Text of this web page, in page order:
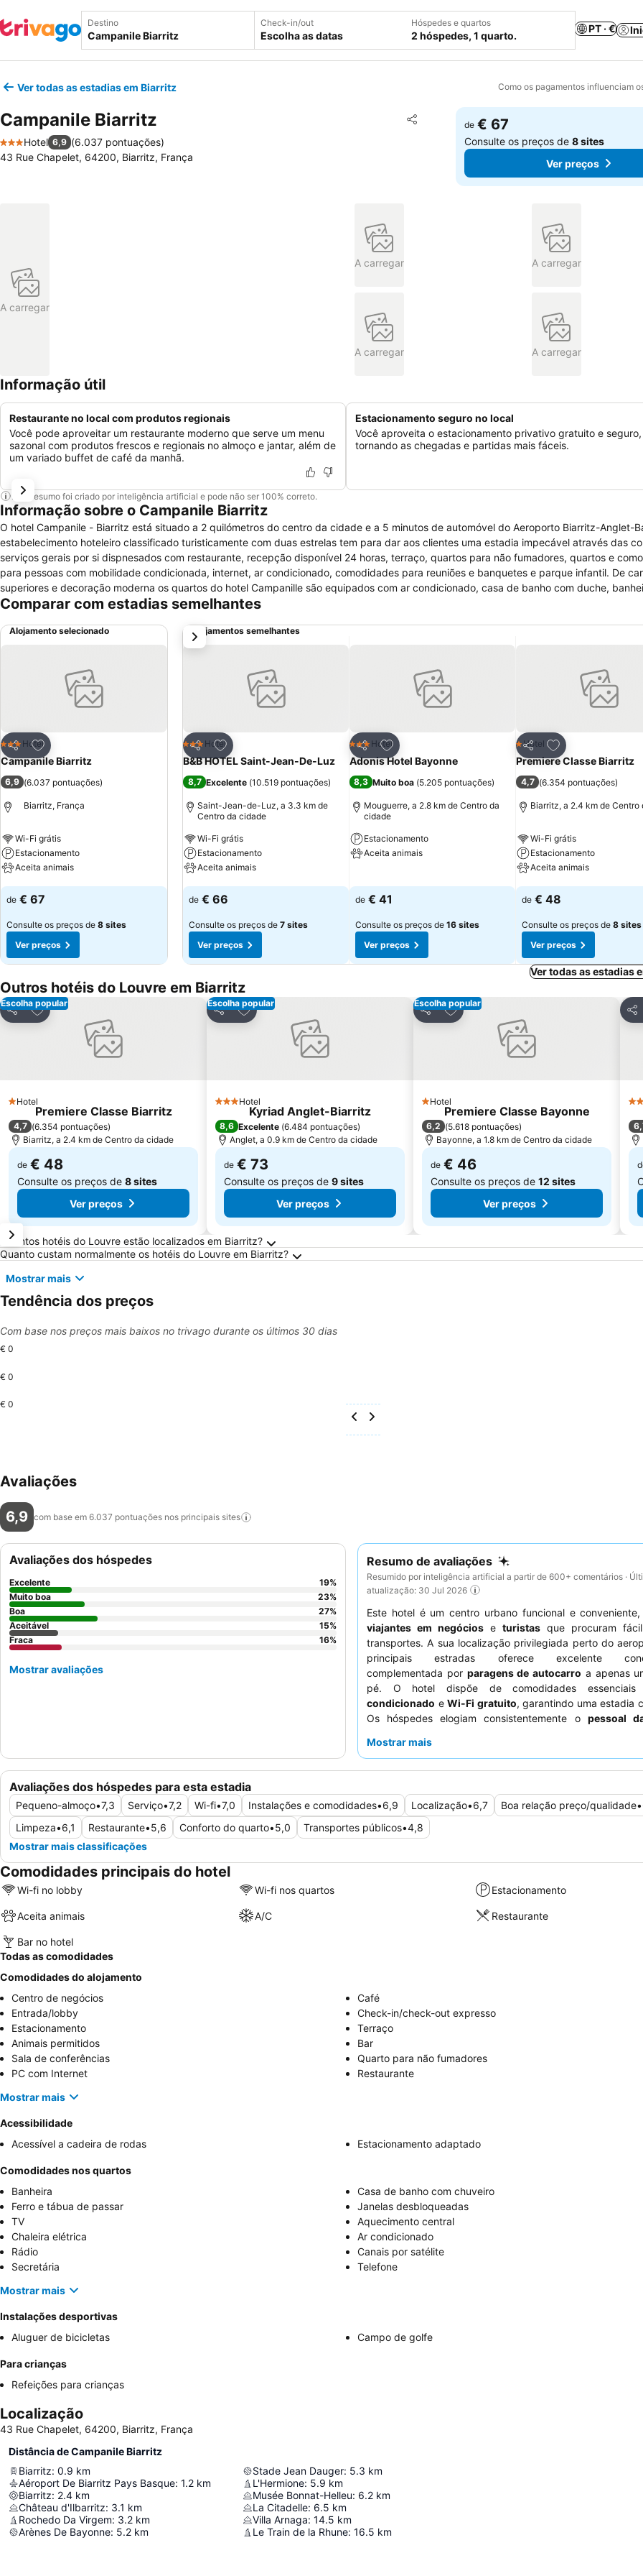
Destino Check-in/out
Escolha as datas
Hóspedes e quartos
2 hóspedes, 1 quarto.
PT · €
Ver todas as estadias em Biarritz Como os pagamentos influenciam
Campanile Biarritz Partilhar
Adicionar aos favoritos
3 Estrelas
Hotel 6,9 (6.037 pontuações)
43 Rue Chapelet, 64200, Biarritz, França
de € 67
Consulte os preços de8 sites
Ver preços
A carregar
A carregar A carregar
A carregar A carregar
Informação útil
Restaurante no local com produtos regionais
Você pode aproveitar um restaurante moderno que serve um menu
sazonal com produtos frescos e regionais no almoço e jantar, além de
um variado buffet de café da manhã.
Estacionamento seguro no local
Você aproveita o estacionamento privativo gratuito e seguro,
tornando as chegadas e partidas mais fáceis.
Este resumo foi criado por inteligência artificial e pode não ser 100% correto.
Informação sobre o Campanile Biarritz
O hotel Campanile - Biarritz está situado a 2 quilómetros do centro da cidade e a 5 minutos de automóvel do Aeroporto Biarritz-Anglet-
estabelecimento hoteleiro classificado turisticamente com duas estrelas tem para dar aos clientes uma estadia impecável através das
serviços gerais por si dispnesados com restaurante, recepção disponível 24 horas, terraço, quartos para não fumadores, quartos e
para pessoas com mobilidade condicionada, internet, ar condicionado, comodidades para reuniões e banquetes e parque infantil. De
superiores e decoração moderna os quartos do hotel Campanille são equipados com ar condicionado, casa de banho com duche,
televisão por satélite e de ecrã plano.
Comparar com estadias semelhantes
Alojamento selecionado
Partilhar
Adicionar aos favoritos
3 Estrelas
Hotel
Campanile Biarritz
6,9 (6.037 pontuações)
Biarritz, França
Wi-Fi grátis
Estacionamento
Aceita animais
Ver preços
de € 67
Consulte os preços de 8 sites
Ver preços
Alojamentos semelhantes
Partilhar
Adicionar aos favoritos
3 Estrelas
Hotel
B&B HOTEL Saint-Jean-De-Luz
8,7 Excelente (10.519 pontuações)
Saint-Jean-de-Luz, a 3.3 km de
Centro da cidade
Wi-Fi grátis
Estacionamento
Aceita animais
Ver preços
de € 66
Consulte os preços de 7 sites
Ver preços
Partilhar
Adicionar aos favoritos
3 Estrelas
Hotel
Adonis Hotel Bayonne
8,3 Muito boa (5.205 pontuações)
Mouguerre, a 2.8 km de Centro da
cidade
Estacionamento
Aceita animais
de € 41
Consulte os preços de 16 sites
Ver preços
Partilhar
Adicionar aos
1 Estrelas
Hotel
Premiere Classe Biarritz
4,7 (6.354 pontuações)
Biarritz, a 2.4 km de Centro
Wi-Fi grátis
Estacionamento
Aceita animais
Ver preços
de € 48
Consulte os preços de 8 sites
Ver preços
próximo
Ver todas as estadias
Outros hotéis do Louvre em Biarritz
Escolha popular
Partilhar
Adicionar aos favoritos
1 Estrelas
Hotel
Premiere Classe Biarritz
4,7 (6.354 pontuações)
Biarritz, a 2.4 km de Centro da cidade
de € 48
Consulte os preços de 8 sites
Ver preços
Escolha popular
Partilhar
Adicionar aos favoritos
3 Estrelas
Hotel
Kyriad Anglet-Biarritz
8,6 Excelente (6.484 pontuações)
Anglet, a 0.9 km de Centro da cidade
de € 73
Consulte os preços de 9 sites
Ver preços
Escolha popular
Partilhar
Adicionar aos favoritos
1 Estrelas
Hotel
Premiere Classe Bayonne
6,2 (5.618 pontuações)
Bayonne, a 1.8 km de Centro da cidade
de € 46
Consulte os preços de 12 sites
Ver preços
3
Perguntas Frequentes sobre Biarritz
Quantos hotéis do Louvre estão localizados em Biarritz?
Quanto custam normalmente os hotéis do Louvre em Biarritz?
Mostrar mais
Tendência dos preços
Com base nos preços mais baixos no trivago durante os últimos 30 dias
€ 0
€ 0
€ 0
Avaliações
6,9 com base em 6.037 pontuações nos principais sites
Resumo de avaliações
Resumido por inteligência artificial a partir de 600+ comentários ·
atualização: 30 Jul 2026
Este hotel é um centro urbano funcional e
viajantes em negócios e turistas que procuram
transportes. A sua localização privilegiada perto do
principais estradas oferece excelente
complementada por paragens de autocarro a apenas
pé. O hotel dispõe de comodidades
condicionado eWi-Fi gratuito, garantindo uma estadia
Os hóspedes elogiam consistentemente o pessoal
frequentemente inclui produtos regionais. Para quem
Mostrar mais
Avaliações dos hóspedes para esta estadia
Pequeno-almoço•7,3 Serviço•7,2 Wi-fi•7,0 Instalações e comodidades•6,9 Localização•6,7 Boa relação preço/qualidade•
Limpeza•6,1 Restaurante•5,6 Conforto do quarto•5,0 Transportes públicos•4,8
Mostrar mais classificações
Avaliações dos hóspedes
Excelente 19%
Muito boa
23%
Boa
27%
Aceitável
15%
Fraca
16%
Mostrar avaliações
Comodidades principais do hotel
Wi-fi no lobby Wi-fi nos quartos Estacionamento
Aceita animais A/C Restaurante
Bar no hotel
Todas as comodidades
Comodidades do alojamento
Centro de negócios
Café
Entrada/lobby
Check-in/check-out expresso
Estacionamento
Terraço
Animais permitidos
Bar
Sala de conferências
Quarto para não fumadores
PC com Internet
Restaurante
Mostrar mais
Acessibilidade
Acessível a cadeira de rodas
Estacionamento adaptado
Comodidades nos quartos
Banheira
Casa de banho com chuveiro
Ferro e tábua de passar
Janelas desbloqueadas
TV
Aquecimento central
Chaleira elétrica
Ar condicionado
Rádio
Canais por satélite
Secretária
Telefone
Mostrar mais
Instalações desportivas
Aluguer de bicicletas
Campo de golfe
Para crianças
Refeições para crianças
Localização
43 Rue Chapelet, 64200, Biarritz, França
Distância de Campanile Biarritz
Biarritz: 0.9 km
Aéroport De Biarritz Pays Basque: 1.2 km
Biarritz: 2.4 km
Château d'Ilbarritz: 3.1 km
Rochedo Da Virgem: 3.2 km
Arènes De Bayonne: 5.2 km
Stade Jean Dauger: 5.3 km
L'Hermione: 5.9 km
Musée Bonnat-Helleu: 6.2 km
La Citadelle: 6.5 km
Villa Arnaga: 14.5 km
Le Train de la Rhune: 16.5 km